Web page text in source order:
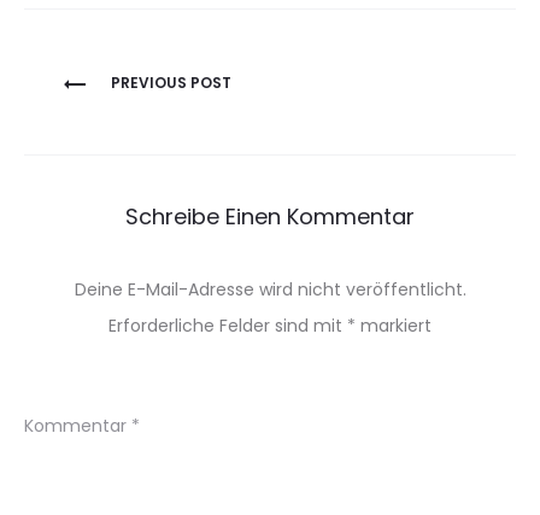
Beitragsnavigation
PREVIOUS POST
Schreibe Einen Kommentar
Deine E-Mail-Adresse wird nicht veröffentlicht.
Erforderliche Felder sind mit * markiert
Kommentar *